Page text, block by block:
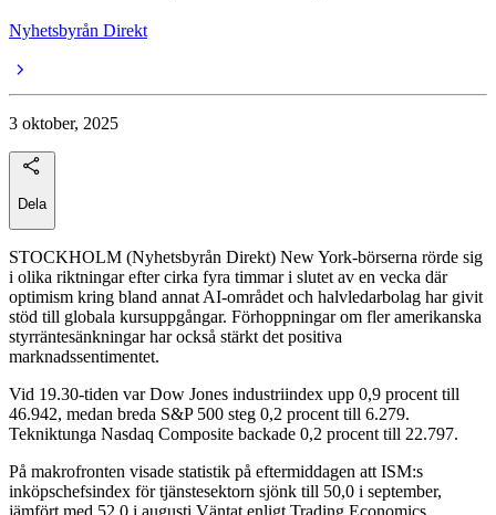
Nyhetsbyrån Direkt
3 oktober, 2025
Dela
STOCKHOLM (Nyhetsbyrån Direkt) New York-börserna rörde sig
i olika riktningar efter cirka fyra timmar i slutet av en vecka där
optimism kring bland annat AI-området och halvledarbolag har givit
stöd till globala kursuppgångar. Förhoppningar om fler amerikanska
styrräntesänkningar har också stärkt det positiva
marknadssentimentet.
Vid 19.30-tiden var Dow Jones industriindex upp 0,9 procent till
46.942, medan breda S&P 500 steg 0,2 procent till 6.279.
Tekniktunga Nasdaq Composite backade 0,2 procent till 22.797.
På makrofronten visade statistik på eftermiddagen att ISM:s
inköpschefsindex för tjänstesektorn sjönk till 50,0 i september,
jämfört med 52,0 i augusti.Väntat enligt Trading Economics